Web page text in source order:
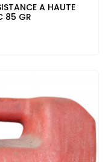
A HAUTE
85 GR